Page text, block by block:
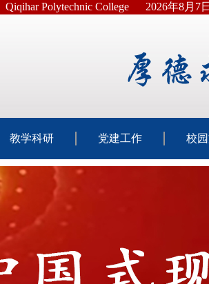
Qiqihar Polytechnic College 2026年8月7
教学科研 党建工作 校